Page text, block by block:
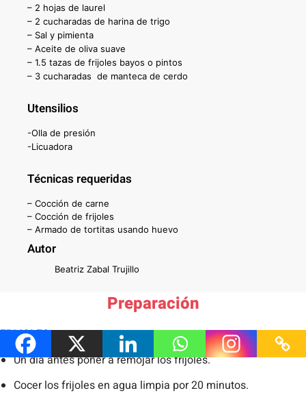
– 2 hojas de laurel
– 2 cucharadas de harina de trigo
– Sal y pimienta
– Aceite de oliva suave
– 1.5 tazas de frijoles bayos o pintos
– 3 cucharadas de manteca de cerdo
Utensilios
-Olla de presión
-Licuadora
Técnicas requeridas
– Cocción de carne
– Cocción de frijoles
– Armado de tortitas usando huevo
Autor
Beatriz Zabal Trujillo
Preparación
FRIJOLES
Un día antes poner a remojar los frijoles.
Cocer los frijoles en agua limpia por 20 minutos.